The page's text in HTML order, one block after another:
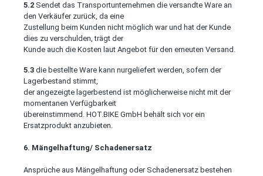
5.2 Sendet das Transportunternehmen die versandte Ware an
den Verkäufer zurück, da eine
Zustellung beim Kunden nicht möglich war und hat der Kunde
dies zu verschulden, trägt der
Kunde auch die Kosten laut Angebot für den erneuten Versand.
5.3 die bestellte Ware kann nurgeliefert werden, sofern der
Lagerbestand stimmt,
der angezeigte lagerbestend ist möglicherweise nicht mit der
momentanen Verfügbarkeit
übereinstimmend. HOT.BIKE GmbH behält sich vor ein
Ersatzprodukt anzubieten.
6. Mängelhaftung/ Schadenersatz
Ansprüche aus Mängelhaftung oder Schadenersatz bestehen